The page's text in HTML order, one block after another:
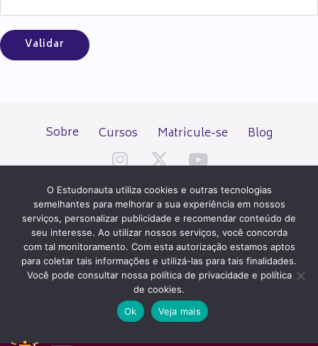
Sobre Cursos Matricule-se Blog
Todos os direitos reservados desde 2000.
PATROCÍNIO E HOSPEDAGEM
O Estudonauta utiliza cookies e outras tecnologias
semelhantes para melhorar a sua experiência em nossos
serviços, personalizar publicidade e recomendar conteúdo de
seu interesse. Ao utilizar nossos serviços, você concorda
com tal monitoramento. Com esta autorização estamos aptos
para coletar tais informações e utilizá-las para tais finalidades.
Você pode consultar nossa política de privacidade e política
de cookies.
Ok
Veja mais